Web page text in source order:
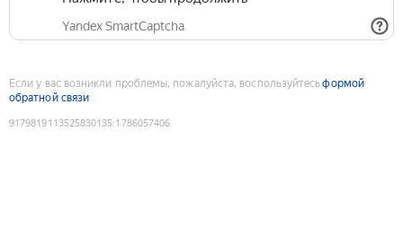
Yandex SmartCaptcha
Если у вас возникли проблемы, пожалуйста, воспользуйтесьформой
обратной связи
9179819113525830135:1786057406